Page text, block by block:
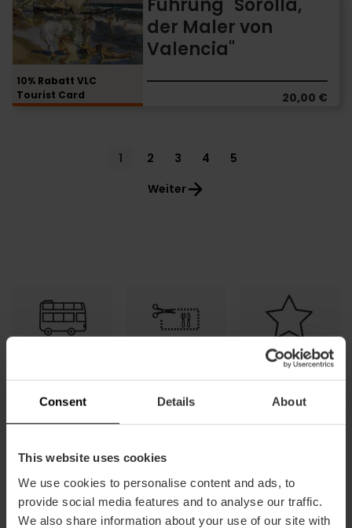
Consent Details About
This website uses cookies
We use cookies to personalise content and ads, to
provide social media features and to analyse our traffic.
We also share information about your use of our site with
10% Rabatt VLC
Tourist Card
Führung "Sorolla,
der Maler von
Valencia"
20,00 €
"Sorolla,
der
Maler
von
Valencia"
Current
1 Page
2 Page
3 Page
4 Page
5
Weiter
Ermäßigungen
Häufig
gestellte
Fragen
Wie man
spart
Wie man sie
benutzt